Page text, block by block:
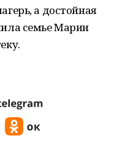
а достойная
семье Марии